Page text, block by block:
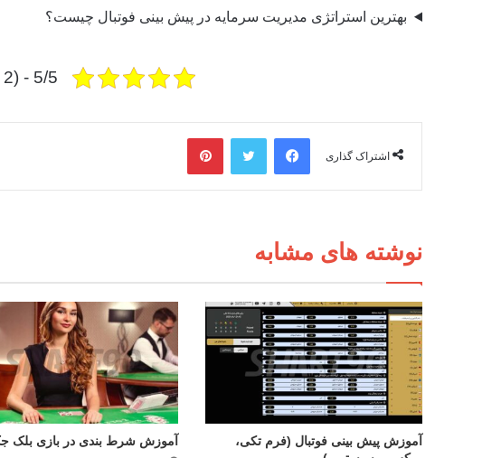
بهترین استراتژی مدیریت سرمایه در پیش بینی فوتبال چیست؟
5/5 - (2 امتیاز)
اشتراک گذاری
فیس بوک توییتر ‫پین‌ترست
نوشته های مشابه
آموزش پیش بینی فوتبال (فرم تکی،
آموزش شرط بندی در بازی بلک